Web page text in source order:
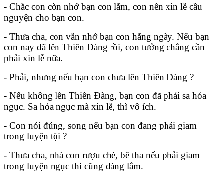
- Chắc con còn nhớ bạn con lắm, con nên xin lễ cầu
nguyện cho bạn con.
- Thưa cha, con vẫn nhớ bạn con hằng ngày. Nếu bạn
con nay đã lên Thiên Đàng rồi, con tưởng chẳng cần
phải xin lễ nữa.
- Phải, nhưng nếu bạn con chưa lên Thiên Đàng ?
- Nếu không lên Thiên Đàng, bạn con đã phải sa hỏa
ngục. Sa hỏa ngục mà xin lễ, thì vô ích.
- Con nói đúng, song nếu bạn con đang phải giam
trong luyện tội ?
- Thưa cha, nhà con rượu chè, bê tha nếu phải giam
trong luyện ngục thì cũng đáng lắm.